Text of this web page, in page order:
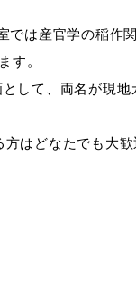
真町屋町1577
は産官学の稲作
す。
して、両名が現地
はどなたでも大